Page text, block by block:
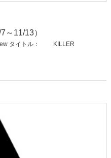
11/13）
タイトル： KILLER